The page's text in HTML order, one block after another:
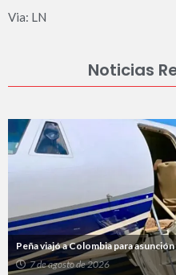
Via: LN
Noticias
Peña viajó a Colombia para
7 de agosto de 2026